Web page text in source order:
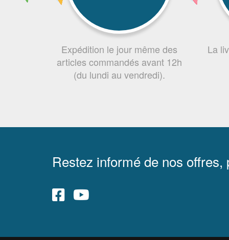
Expédition le jour même des
articles commandés avant 12h
(du lundi au vendredi).
La
Restez informé de nos